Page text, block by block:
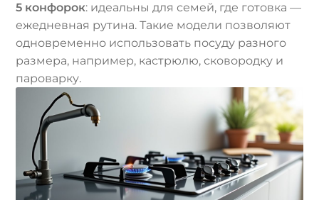
5 конфорок: идеальны для семей, где готовка —
ежедневная рутина. Такие модели позволяют
одновременно использовать посуду разного
размера, например, кастрюлю, сковородку и
пароварку.